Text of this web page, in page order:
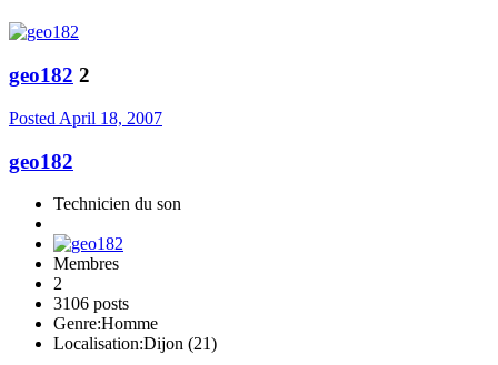
geo182 2
Posted April 18, 2007
geo182
Technicien du son
Membres
2
3106 posts
Genre:Homme
Localisation:Dijon (21)